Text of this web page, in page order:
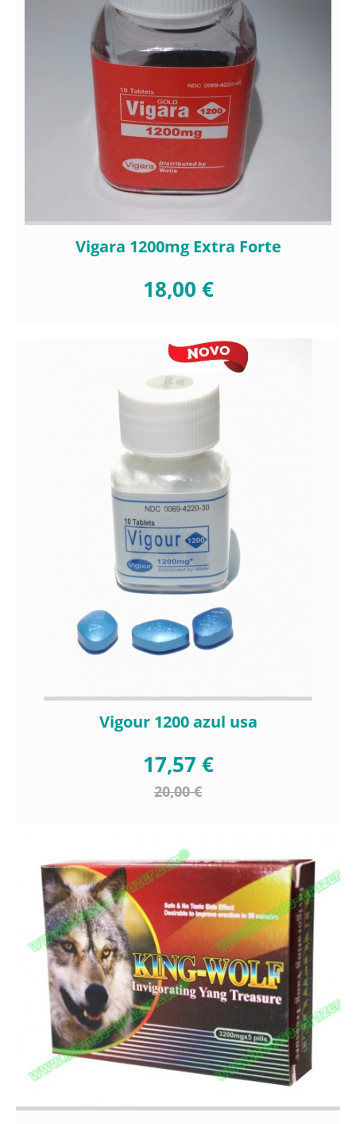
Vigara 1200mg Extra Forte
18,00 €
Vigour 1200 azul usa
17,57 €
20,00 €